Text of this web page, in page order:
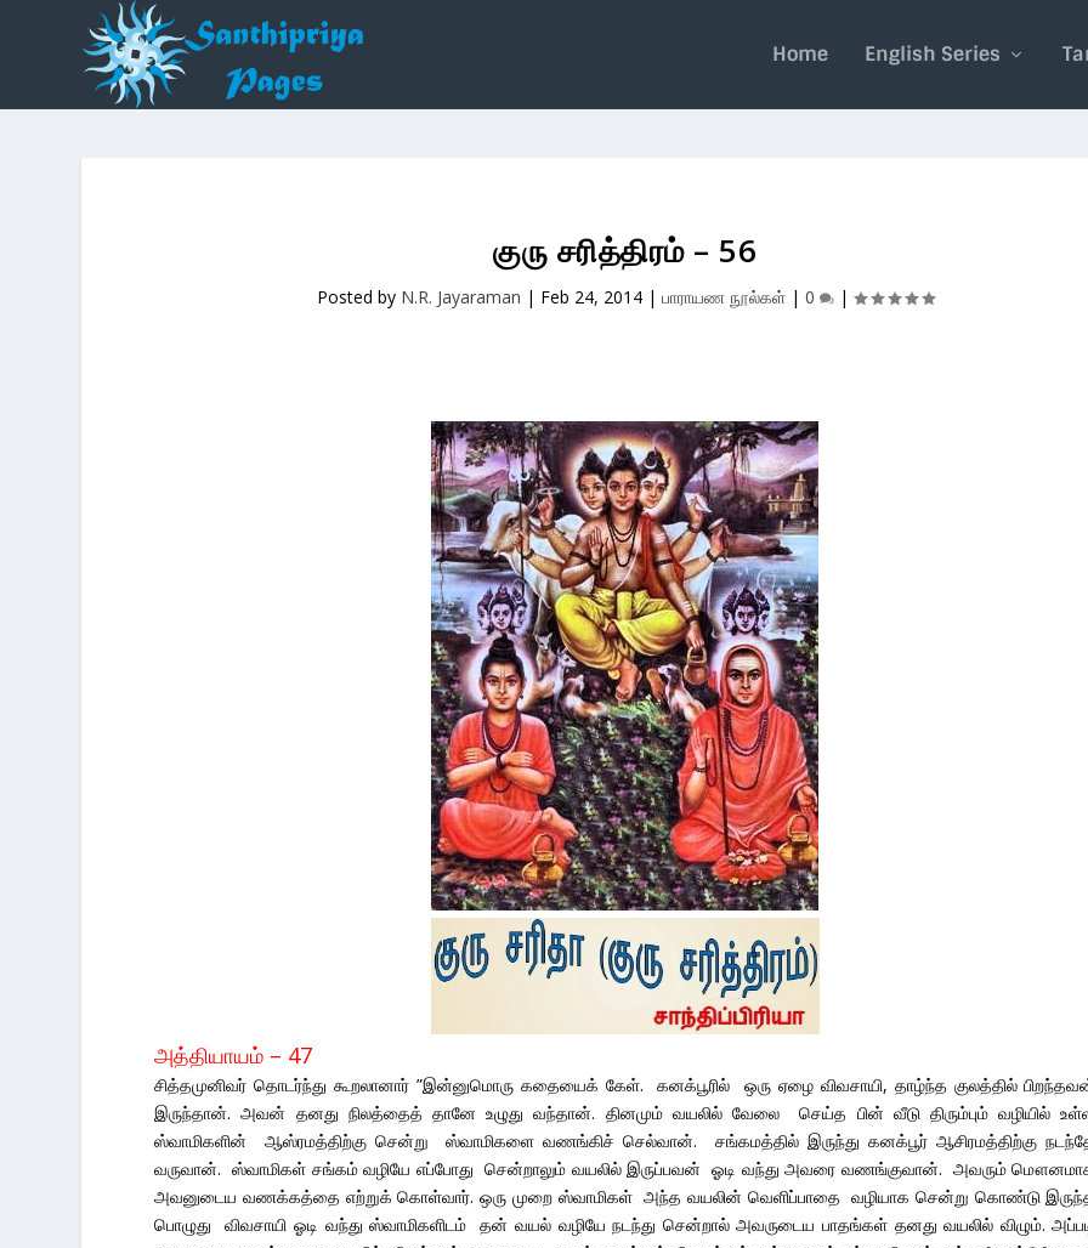
Home English Series
குரு சரித்திரம் – 56
Posted by N.R. Jayaraman | Feb 24, 2014| பாராயண நூல்கள்| 0 |
அத்தியாயம் – 47
சித்தமுனிவர் தொடர்ந்து கூறலானார் ”இன்னுமொரு கதையைக் கேள். கனக்பூரில் ஒரு ஏழை விவசாயி, தாழ்ந்த குலத்தில்
இருந்தான். அவன் தனது நிலத்தைத் தானே உழுது வந்தான். தினமும் வயலில் வேலை செய்த பின் வீடு திரும்பும் வழியில்
ஸ்வாமிகளின் ஆஸ்ரமத்திற்கு சென்று ஸ்வாமிகளை வணங்கிச் செல்வான். சங்கமத்தில் இருந்து கனக்பூர் ஆசிரமத்திற்கு
வருவான். ஸ்வாமிகள் சங்கம் வழியே எப்போது சென்றாலும் வயலில் இருப்பவன் ஓடி வந்து அவரை வணங்குவான். அவரும்
அவனுடைய வணக்கத்தை எற்றுக் கொள்வார். ஒரு முறை ஸ்வாமிகள் அந்த வயலின் வெளிப்பாதை வழியாக சென்று கொண்டு
பொழுது விவசாயி ஓடி வந்து ஸ்வாமிகளிடம் தன் வயல் வழியே நடந்து சென்றால் அவருடைய பாதங்கள் தனது வயலில் விழும்.